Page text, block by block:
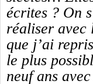
écrites ? On
réaliser avec
que j’ai
le plus
neuf ans